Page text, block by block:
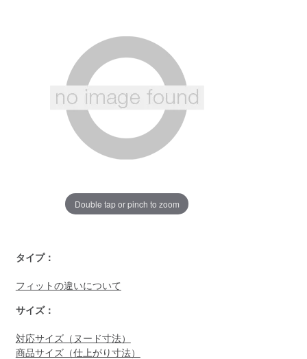
ン
ク。
Double tap or pinch to zoom
タイプ：
フィットの違いについて
サイズ：
対応サイズ（ヌード寸法）
商品サイズ（仕上がり寸法）